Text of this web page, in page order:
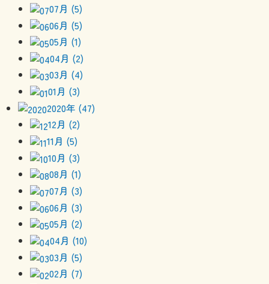
07月 (5)
06月 (5)
05月 (1)
04月 (2)
03月 (4)
01月 (3)
2020年 (47)
12月 (2)
11月 (5)
10月 (3)
08月 (1)
07月 (3)
06月 (3)
05月 (2)
04月 (10)
03月 (5)
02月 (7)